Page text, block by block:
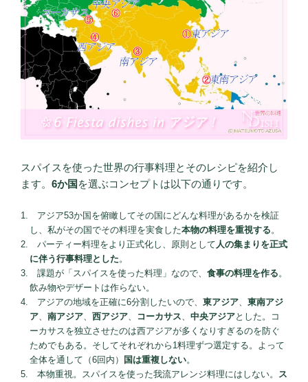
スパイスを使った世界の行事料理とそのレシピを紹介し
ます。 6か国 を選ぶコンセプトは以下の通りです。
アジア53か国を俯瞰してその国にどんな料理があるかを検証
し、私がその国でその料理を実食した本物の料理を重視する 。
パーティー料理をより正式化し、原則として 人の集まりを正式
に伴う行事料理とした 。
課題が「スパイスを使った料理」なので、 食事の料理を作る 。
飲み物やデザートは作らない。
アジアの地域を正確に6分割したいので、 東アジア
東南アジ
ア
南アジア 西アジア コーカサス 中央アジアとした。コ
ーカサスを独立させたのは西アジアが多くなりすぎるのを防ぐ
ためでもある。そしてそれぞれから1料理ずつ選定する。よって
全体を通して（6回内）
国は重複しない。
本物重視。スパイスを使った我流アレンジ料理にはしない。
ス